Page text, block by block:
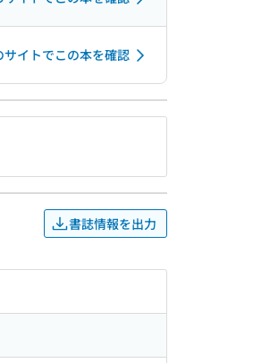
イトでこの本を確認
書誌情報を出力